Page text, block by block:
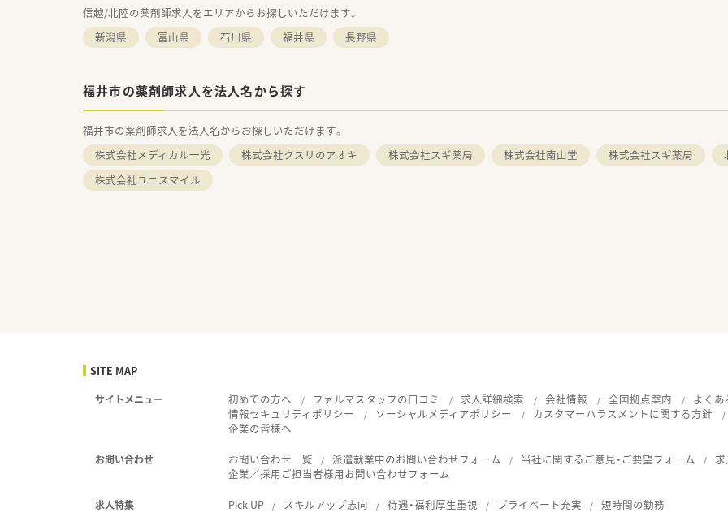
信越/北陸の薬剤師求人をエリアからお探しいただけます。
新潟県
富山県 石川県 福井県 長野県
福井市の薬剤師求人を法人名から探す
福井市の薬剤師求人を法人名からお探しいただけます。
株式会社メディカル一光
株式会社クスリのアオキ 株式会社スギ薬局 株式会社南山堂 株式会社スギ薬局
株式会社ユニスマイル
SITE MAP
サイトメニュー 初めての方へ ファルマスタッフの口コミ 求人詳細検索 会社情報 全国拠点案内 よくあ
情報セキュリティポリシー
ソーシャルメディアポリシー カスタマーハラスメントに関する方針
企業の皆様へ
お問い合わせ お問い合わせ一覧 派遣就業中のお問い合わせフォーム 当社に関するご意見・ご要望フォーム
企業／採用ご担当者様用お問い合わせフォーム
求人特集 Pick UP スキルアップ志向 待遇・福利厚生重視 プライベート充実 短時間の勤務